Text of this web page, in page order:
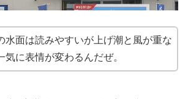
水面は読みやすいが上げ潮と風が重な
気に表情が変わるんだぜ。